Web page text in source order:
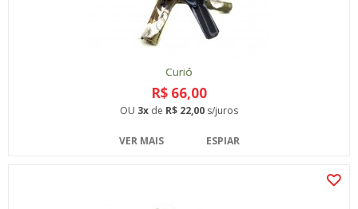
Curió
R$ 66,00
OU 3x de R$ 22,00 s/juros
VER MAIS ESPIAR